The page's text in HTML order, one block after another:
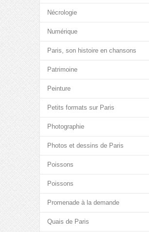
Nécrologie
Numérique
Paris, son histoire en chansons
Patrimoine
Peinture
Petits formats sur Paris
Photographie
Photos et dessins de Paris
Poissons
Poissons
Promenade à la demande
Quais de Paris